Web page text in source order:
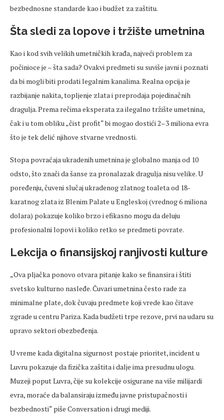
bezbednosne standarde kao i budžet za zaštitu.
Štasledi za lopove i tržište umetnina
Kao i kod svih velikihumetničkihkrađa, najveći problem za
počinioce je –šta sada? Ovakvi predmeti su suviše javni i poznati
da bi mogli biti prodati legalnim kanalima. Realna opcija je
razbijanje nakita, topljenje zlata i preprodaja pojedinačnih
dragulja. Prema rečimaeksperata za ilegalno tržište umetnina,
čak i u tom obliku„čist profit“ bi mogao dostići 2–3 miliona evra
što je tekdelić njihove stvarne vrednosti.
Stopa povraćaja ukradenihumetninaje globalno manja od 10
odsto, što znači da šanse za pronalazak dragulja nisu velike. U
poređenju, čuveni slučaj ukradenog zlatnog toaleta od 18-
karatnog zlata iz BlenimPalate u Engleskoj (vrednog6 miliona
dolara) pokazuje koliko brzo i efikasno mogu dadeluju
profesionalni lopovi i koliko retko se predmeti povrate.
Lekcija o finansijskoj ranjivosti kulture
„Ova pljačka ponovo otvara pitanje kako se finansira i štiti
svetsko kulturno nasleđe. Čuvariumetninačesto rade za
minimalne plate, dok čuvaju predmete koji vrede kao čitave
zgrade u centru Pariza. Kada budžeti trpe rezove, prvi na udaru su
upravo sektoriobezbeđenja.
Uvreme kada digitalna sigurnost postaje prioritet, incident u
Luvru pokazuje da fizička zaštita i dalje ima presudnuulogu.
Muzeji poput Luvra, čije su kolekcije osigurane na više milijardi
evra, moraće da balansiraju između javne pristupačnosti i
bezbednosti“ piše Conversation i drugi mediji.